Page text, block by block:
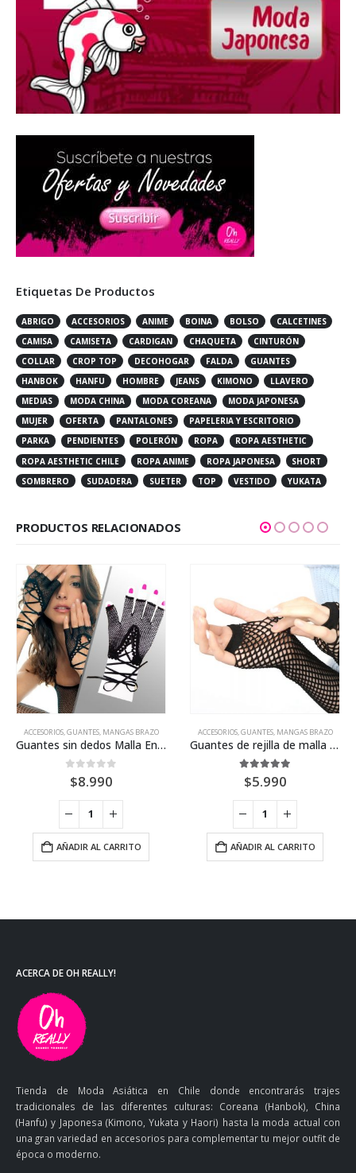
Etiquetas De Productos
ABRIGO ACCESORIOS ANIME BOINA BOLSO
CALCETINES
CAMISA
CAMISETA CARDIGAN CHAQUETA
CINTURÓN
COLLAR
CROP TOP DECOHOGAR FALDA
GUANTES
HANBOK
HANFU HOMBRE JEANS KIMONO
LLAVERO
MEDIAS
MODA CHINA MODA COREANA
MODA JAPONESA
MUJER
OFERTA PANTALONES
PAPELERIA Y ESCRITORIO
PARKA
PENDIENTES POLERÓN ROPA
ROPA AESTHETIC
ROPA AESTHETIC CHILE
ROPA ANIME ROPA JAPONESA
SHORT
SOMBRERO
SUDADERA SUETER TOP VESTIDO YUKATA
PRODUCTOS RELACIONADOS
ACCESORIOS,GUANTES, MANGAS BRAZO
Guantes sin dedos Malla Encaje
0out of 5
$8.990
AÑADIR AL CARRITO
ACCESORIOS,GUANTES, MANGAS BRAZO
Guantes de rejilla de malla brazo sin dedos
5.00 out of 5
$5.990
AÑADIR AL CARRITO
ACERCA DE OH REALLY!
Tienda de Moda Asiática en Chile donde encontrarás trajes
tradicionales de las diferentes culturas: Coreana (Hanbok), China
(Hanfu) y Japonesa (Kimono, Yukata y Haori) hasta la moda actual con
una gran variedad en accesorios para complementar tu mejor outfit de
época o moderno.